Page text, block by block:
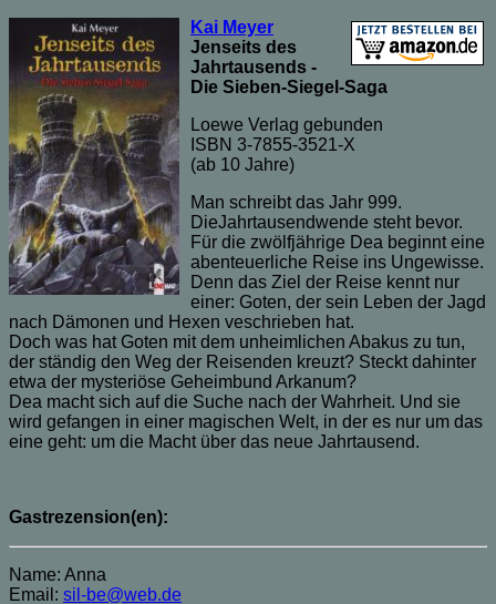
Kai Meyer
Jenseits des
Jahrtausends -
Die Sieben-Siegel-Saga
Loewe Verlag gebunden
ISBN 3-7855-3521-X
(ab 10 Jahre)
Man schreibt das Jahr 999.
DieJahrtausendwende steht bevor.
Für die zwölfjährige Dea beginnt eine
abenteuerliche Reise ins Ungewisse.
Denn das Ziel der Reise kennt nur
einer: Goten, der sein Leben der Jagd
nach Dämonen und Hexen veschrieben hat.
Doch was hat Goten mit dem unheimlichen Abakus zu tun,
der ständig den Weg der Reisenden kreuzt? Steckt dahinter
etwa der mysteriöse Geheimbund Arkanum?
Dea macht sich auf die Suche nach der Wahrheit. Und sie
wird gefangen in einer magischen Welt, in der es nur um das
eine geht: um die Macht über das neue Jahrtausend.
Gastrezension(en):
Name: Anna
Email: sil-be@web.de